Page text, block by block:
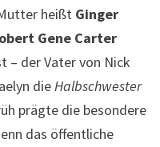
heißt Ginger
Gene Carter
– der Vater von Nick
dieHalbschwester
prägte die besondere
das öffentliche